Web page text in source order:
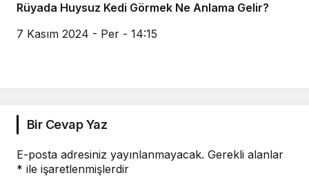
Rüyada Huysuz Kedi Görmek Ne Anlama Gelir?
7 Kasım 2024 - Per - 14:15
Bir Cevap Yaz
E-posta adresiniz yayınlanmayacak. Gerekli alanlar
* ile işaretlenmişlerdir